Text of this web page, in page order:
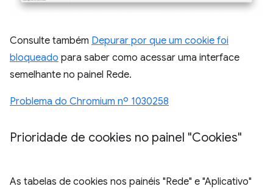
Consulte também Depurar por que um cookie foi
bloqueado para saber como acessar uma interface
semelhante no painel Rede.
Problema do Chromium nº 1030258
Prioridade de cookies no painel "Cookies"
As tabelas de cookies nos painéis "Rede" e "Aplicativo"